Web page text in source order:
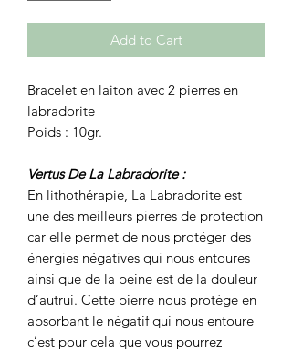
Add to Cart
Bracelet en laiton avec 2 pierres en
labradorite
Poids : 10gr.
Vertus De La Labradorite :
En lithothérapie, La Labradorite est
une des meilleurs pierres de protection
car elle permet de nous protéger des
énergies négatives qui nous entoures
ainsi que de la peine est de la douleur
d’autrui. Cette pierre nous protège en
absorbant le négatif qui nous entoure
c’est pour cela que vous pourrez